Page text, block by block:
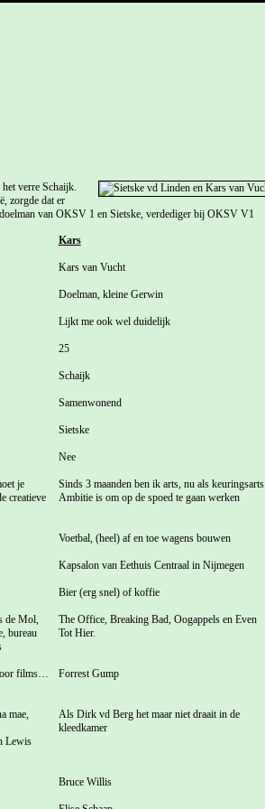
verre Schaijk.
zorgde dat er
van OKSV 1 en Sietske, verdediger bij OKSV V1
Kars
Kars van Vucht
Doelman, kleine Gerwin
Lijkt me ook wel duidelijk
25
Schaijk
Samenwonend
Sietske
Nee
je
creatieve
Sinds 3 maanden ben ik arts, nu als keuringsarts.
Ambitie is om op de spoed te gaan werken
Voetbal, (heel) af en toe wagens bouwen
Kapsalon van Eethuis Centraal in Nijmegen
Bier (erg snel) of koffie
de Mol,
bureau
The Office, Breaking Bad, Oogappels en Even
Tot Hier.
films…
Forrest Gump
mae,
Lewis
Als Dirk vd Berg het maar niet draait in de
kleedkamer
Bruce Willis